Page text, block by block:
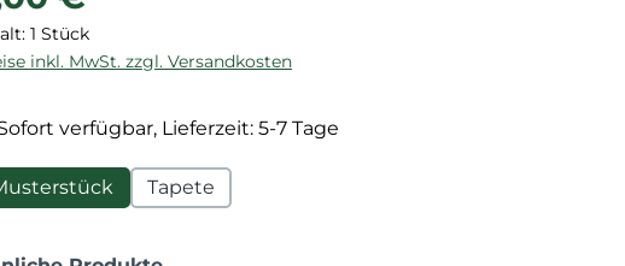
1 Stück
inkl. MwSt. zzgl. Versandkosten
verfügbar, Lieferzeit: 5-7 Tage
Tapete